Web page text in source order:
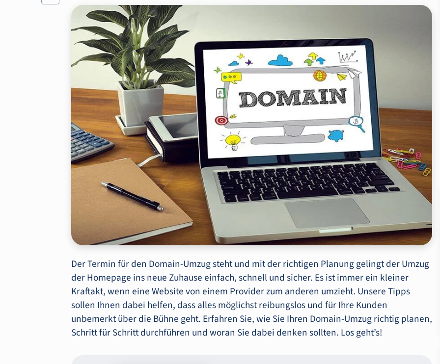
Der Termin für den Domain-Umzug steht und mit der richtigen Planung gelingt der Umzug
der Homepage ins neue Zuhause einfach, schnell und sicher. Es ist immer ein kleiner
Kraftakt, wenn eine Website von einem Provider zum anderen umzieht. Unsere Tipps
sollen Ihnen dabei helfen, dass alles möglichst reibungslos und für Ihre Kunden
unbemerkt über die Bühne geht. Erfahren Sie, wie Sie Ihren Domain-Umzug richtig planen,
Schritt für Schritt durchführen und woran Sie dabei denken sollten. Los geht’s!